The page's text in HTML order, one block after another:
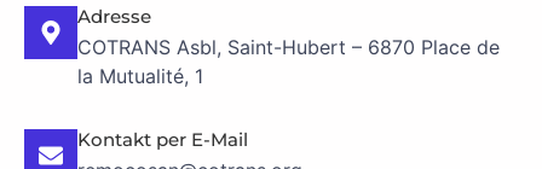
Adresse
COTRANS Asbl, Saint-Hubert – 6870 Place de
la Mutualité, 1
Kontakt per E-Mail